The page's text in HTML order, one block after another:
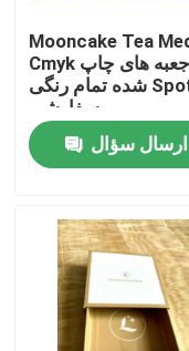
کتاب رنگ آمیزی
چاپ کتاب تصویر
کاغذ چاپ شده
چاپ کتاب متنی
Mooncake Tea
Cmyk جعبه های چاپ
شده تمام رنگی Spot Uv
سفارشی
ارسال سؤال